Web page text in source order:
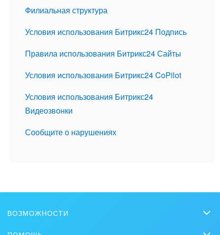
Филиальная структура
Условия использования Битрикс24 Подпись
Правила использования Битрикс24 Сайты
Условия использования Битрикс24 CoPilot
Условия использования Битрикс24
Видеозвонки
Сообщите о нарушениях
ВОЗМОЖНОСТИ